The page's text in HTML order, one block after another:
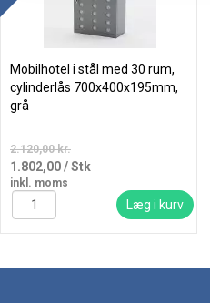
Mobilhotel i stål med 30 rum,
cylinderlås 700x400x195mm,
grå
2.120,00 kr.
1.802,00/ Stk
inkl. moms
Læg i kurv